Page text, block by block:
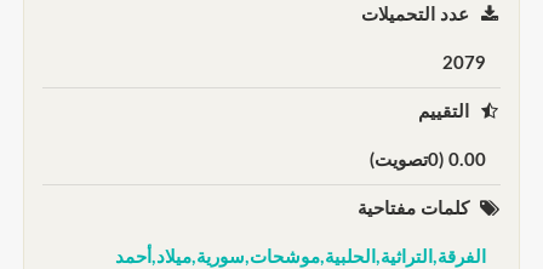
عدد التحميلات
2079
التقييم
0.00 (0تصويت)
كلمات مفتاحية
الفرقة,التراثية,الحلبية,موشحات,سورية,ميلاد,أحمد